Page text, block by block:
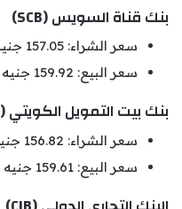
بنك قناة السويس (SCB)
سعر الشراء: 157.05 جنيه
سعر البيع: 159.92 جنيه
بنك بيت التمويل الكويتي (KFH)
سعر الشراء: 156.82 جنيه
سعر البيع: 159.61 جنيه